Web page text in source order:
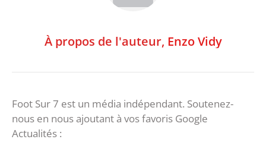
À propos de l'auteur, Enzo Vidy
Foot Sur 7 est un média indépendant. Soutenez-
nous en nous ajoutant à vos favoris Google
Actualités :